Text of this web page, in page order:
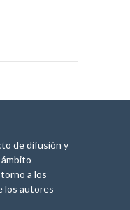
de difusión y
a los
los autores